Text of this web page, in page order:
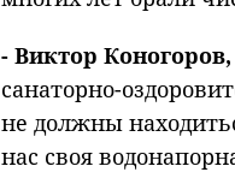
- Виктор
санаторно-
не должны
нас своя